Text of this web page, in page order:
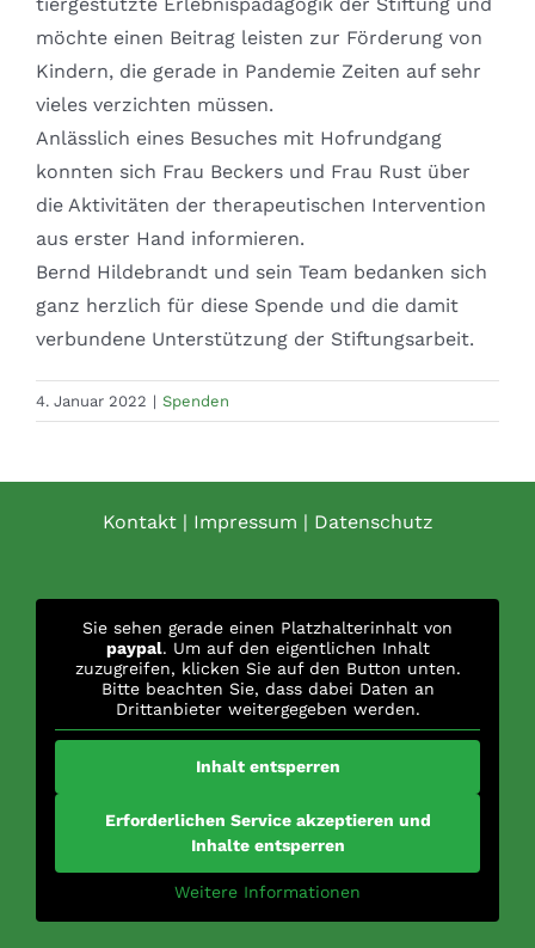
möchte einen Beitrag leisten zur Förderung von
Kindern, die gerade in Pandemie Zeiten auf sehr
vieles verzichten müssen.
Anlässlich eines Besuches mit Hofrundgang
konnten sich Frau Beckers und Frau Rust über
die Aktivitäten der therapeutischen Intervention
aus erster Hand informieren.
Bernd Hildebrandt und sein Team bedanken sich
ganz herzlich für diese Spende und die damit
verbundene Unterstützung der Stiftungsarbeit.
4. Januar 2022 | Spenden
Kontakt| Impressum | Datenschutz
Sie sehen gerade einen Platzhalterinhalt von
paypal. Um auf den eigentlichen Inhalt
zuzugreifen, klicken Sie auf den Button unten.
Bitte beachten Sie, dass dabei Daten an
Drittanbieter weitergegeben werden.
Inhalt entsperren
Erforderlichen Service akzeptieren und
Inhalte entsperren
Weitere Informationen